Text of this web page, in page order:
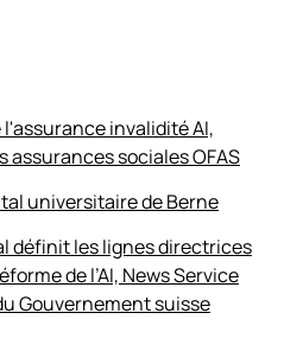
invalidité AI,
assurances sociales OFAS
universitaire de Berne
définit les lignes directrices
de l’AI, News Service
Gouvernement suisse